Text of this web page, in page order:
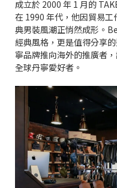
成立於 2000 年 1 月的
在 1990 年代，他因貿易
典男裝風潮正悄然成形。
經典風格，更是值得分享
寧品牌推向海外的推廣者
全球丹寧愛好者。